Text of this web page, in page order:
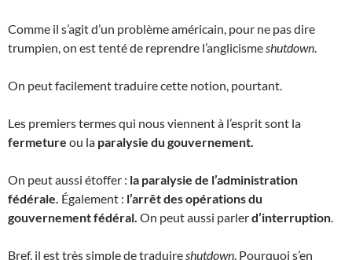
Comme il s’agit d’un problème américain, pour ne pas dire
trumpien, on est tenté de reprendre l’anglicismeshutdown.
On peut facilement traduire cette notion, pourtant.
Les premiers termes qui nous viennent à l’esprit sont la
fermeture ou la paralysie du gouvernement.
On peut aussi étoffer : la paralysie de l’administration
fédérale. Également : l’arrêt des opérations du
gouvernement fédéral. On peut aussi parlerd’interruption.
Bref, il est très simple de traduireshutdown. Pourquoi s’en